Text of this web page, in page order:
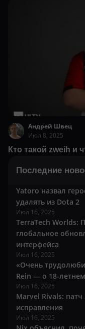
Андрей Швец
Июл 8, 2025
Кто такой zweih и
Последние
Yatoro назвал
удалять из Dota 2
Июл 16, 2025
TerraTech Worlds:
глобальное
интерфейса
Июл 16, 2025
«Очень
Rein — о 18-
Июл 16, 2025
Marvel Rivals:
исправления
Июл 16, 2025